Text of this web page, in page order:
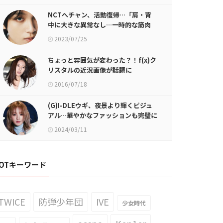
NCTへチャン、活動復帰…「肩・背
中に大きな異常なし…一時的な筋肉
痛」2023/07/25
ちょっと雰囲気が変わった？！f(x)ク
リスタルの近況画像が話題に
2016/07/18
(G)I-DLEウギ、夜景より輝くビジュ
アル…華やかなファッションも完璧に
消化2024/03/11
キーワード
防弾少年団 IVE 少女時代